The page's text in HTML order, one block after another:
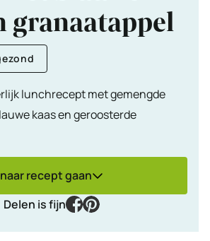
granaatappel
lunchrecept met gemengde
kaas en geroosterde
naar recept gaan
Delen is fijn
facebook
pinterest